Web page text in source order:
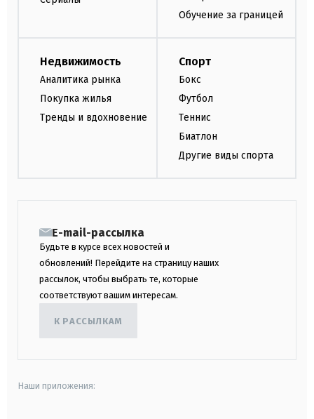
Обучение за границей
Недвижимость
Аналитика рынка
Покупка жилья
Тренды и вдохновение
Спорт
Бокс
Футбол
Теннис
Биатлон
Другие виды спорта
E-mail-рассылка
Будьте в курсе всех новостей и
обновлений! Перейдите на страницу наших
рассылок, чтобы выбрать те, которые
соответствуют вашим интересам.
К РАССЫЛКАМ
Наши приложения: